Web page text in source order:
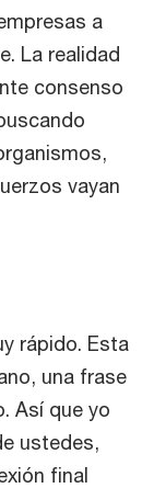
a
La realidad
consenso
vayan
rápido. Esta
una frase
Así que yo
ustedes,
final